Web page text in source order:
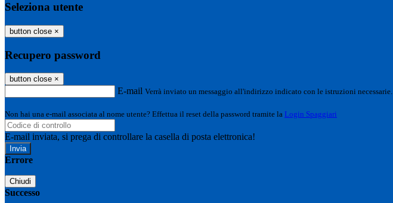
Seleziona utente
button close ×
Recupero password
button close ×
E-mail Verrà inviato un messaggio all'indirizzo indicato con le istruzioni necessarie.
Non hai una e-mail associata al nome utente? Effettua il reset della password tramite la Login Spaggiari
E-mail inviata, si prega di controllare la casella di posta elettronica!
Errore
Chiudi
Successo